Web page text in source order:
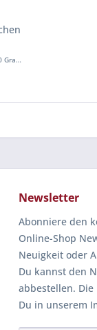
Newsletter
Abonniere den
Online-Shop
Neuigkeit oder
Du kannst den
abbestellen.
Du in unserem